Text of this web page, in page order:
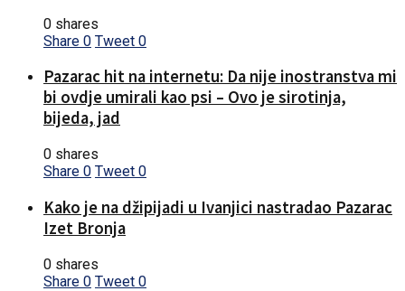
0 shares
Share 0 Tweet 0
Pazarac hit na internetu: Da nije inostranstva mi
bi ovdje umirali kao psi – Ovo je sirotinja,
bijeda, jad
0 shares
Share 0 Tweet 0
Kako je na džipijadi u Ivanjici nastradao Pazarac
Izet Bronja
0 shares
Share 0 Tweet 0